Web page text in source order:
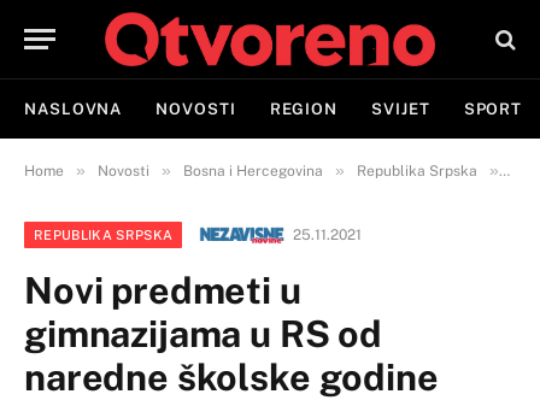
NASLOVNA NOVOSTI REGION SVIJET SPORT
Home » Novosti » Bosna i Hercegovina » Republika Srpska »
REPUBLIKA SRPSKA 25.11.2021
Novi predmeti u
gimnazijama u RS od
naredne školske godine